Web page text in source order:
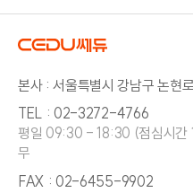
본사 : 서울특별시 강남구 논현
TEL : 02-3272-4766
평일 09:30 - 18:30 (점심시간
무
FAX : 02-6455-9902